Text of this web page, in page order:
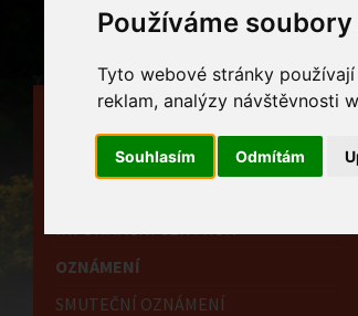
Používáme
Tyto webové stránky
reklam, analýzy návštěvnosti
Souhlasím Odmítám
HLAVNÍ STRÁNKA
OBECNÍ ÚŘAD
INFORMAČNÍ CENTRUM
OZNÁMENÍ
SMUTEČNÍ OZNÁMENÍ